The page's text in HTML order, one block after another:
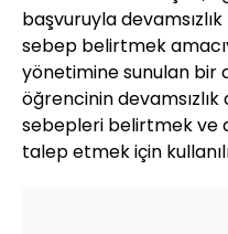
başvuruyla
sebep belirtmek
yönetimine sunulan bir
öğrencinin
sebepleri belirtmek ve
talep etmek için